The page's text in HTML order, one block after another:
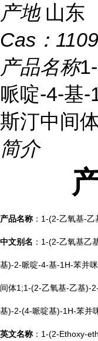
产地 山东
Cas：
产品名称
哌啶-4-基-
斯汀中间
简介
产品名称 ：1-(2-乙氧基-
中文别名 ：1-(2-乙氧基乙
基)-2-哌啶-4-基-1H-苯并
间体1;1-(2-乙氧基-乙基)-
基)-2-(4-哌啶基)-1H-苯并
英文名称 ：1-(2-Ethoxy-